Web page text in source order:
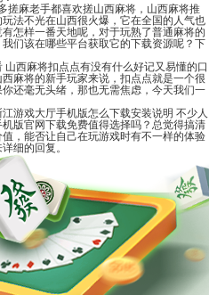
搓麻老手都喜欢搓山西麻将，山西麻将推
法不光在山西很火爆，它在全国的人气也
怎样一番天地呢，对于玩熟了普通麻将的
们该在哪些平台获取它的下载资源呢？下
山西麻将扣点点有没有什么好记又易懂的口
麻将的新手玩家来说，扣点点就是一个很
还毫无头绪，那也无需焦虑，今天我们一
游戏大厅手机版怎么下载安装说明 不少人
版官网下载免费值得选择吗？总觉得搞清
，能否让自己在玩游戏时有不一样的体验
细的回复。